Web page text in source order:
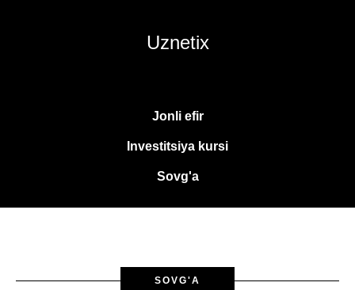
Uznetix
Jonli efir
Investitsiya kursi
Sovg'a
SOVG'A